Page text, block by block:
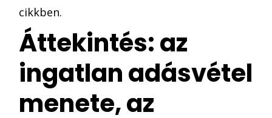
cikkben.
Áttekintés: az
ingatlan adásvétel
menete, az